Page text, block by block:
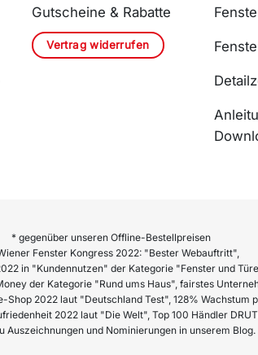
Gutscheine & Rabatte
Vertrag widerrufen
* gegenüber unseren Offline-Bestellpreisen
Fenster Kongress 2022: "Bester Webauftritt",
in "Kundennutzen" der Kategorie "Fenster und
der Kategorie "Rund ums Haus", fairstes
2022 laut "Deutschland Test", 128% Wachstum
2022 laut "Die Welt", Top 100 Händler
Auszeichnungen und Nominierungen in unserem Blog.